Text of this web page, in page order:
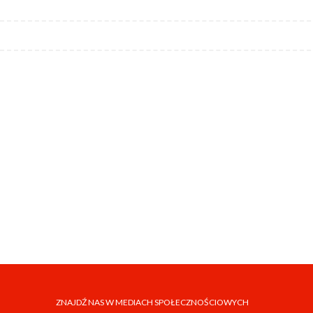
ZNAJDŹ NAS W MEDIACH SPOŁECZNOŚCIOWYCH